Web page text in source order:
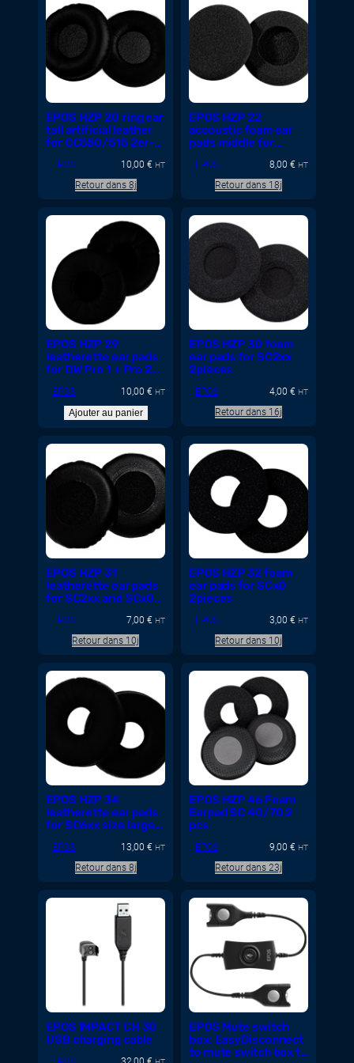
EPOS HZP 20 ring ear
tall artificial leather
for CC550/515 2er-
EPOS 10,00 € HT
Retour dans 8j
EPOS HZP 22
accoustic foam ear
pads middle for
900 head band
EPOS 8,00 € HT
Retour dans 18j
EPOS HZP 29
leatherette ear pads
for DW Pro 1 + Pro 2
EPOS 10,00 € HT
Ajouter au panier
EPOS HZP 30 foam
ear pads for SC2xx
2pieces
EPOS 4,00 € HT
Retour dans 16j
EPOS HZP 31
leatherette ear pads
for SC2xx and SCx0
EPOS 7,00 € HT
Retour dans 10j
EPOS HZP 32 foam
ear pads for SCx0
2pieces
EPOS 3,00 € HT
Retour dans 10j
EPOS HZP 34
leatherette ear pads
for SC6xx size large
EPOS 13,00 € HT
Retour dans 8j
EPOS HZP 46 Foam
Earpad SC 40/70 2
pcs
EPOS 9,00 € HT
Retour dans 23j
EPOS IMPACT CH 30
USB charging cable
EPOS Mute switch
box: EasyDisconnect
to mute switch box to